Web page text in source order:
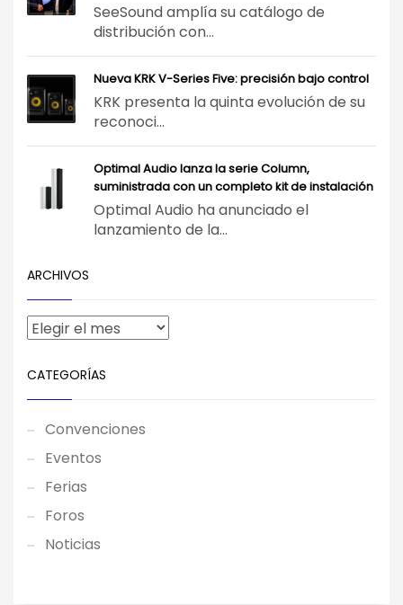
SeeSound amplía su catálogo de
distribución con...
Nueva KRK V-Series Five: precisión bajo control
KRK presenta la quinta evolución de su
reconoci...
Optimal Audio lanza la serie Column,
suministrada con un completo kit de instalación
Optimal Audio ha anunciado el
lanzamiento de la...
ARCHIVOS
CATEGORÍAS
Convenciones
Eventos
Ferias
Foros
Noticias